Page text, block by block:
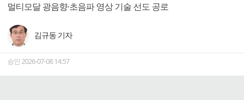
멀티모달 광음향·초음파 영상 기술 선도 공로
김규동 기자
승인 2026-07-08 14:57